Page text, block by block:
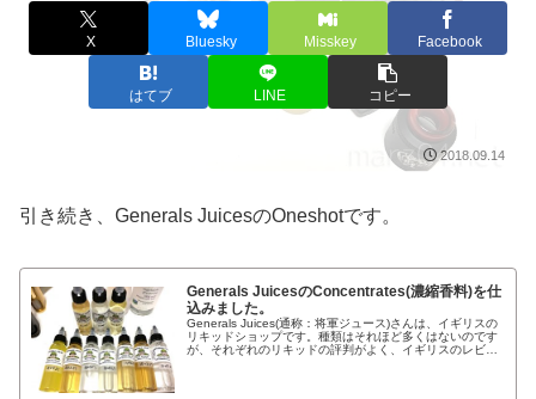
X Bluesky Misskey Facebook
はてブ LINE コピー
2018.09.14
引き続き、Generals JuicesのOneshotです。
Generals JuicesのConcentrates(濃縮香料)を仕
込みました。
Generals Juices(通称：将軍ジュース)さんは、イギリスの
リキッドショップです。種類はそれほど多くはないのです
が、それぞれのリキッドの評判がよく、イギリスのレビュ